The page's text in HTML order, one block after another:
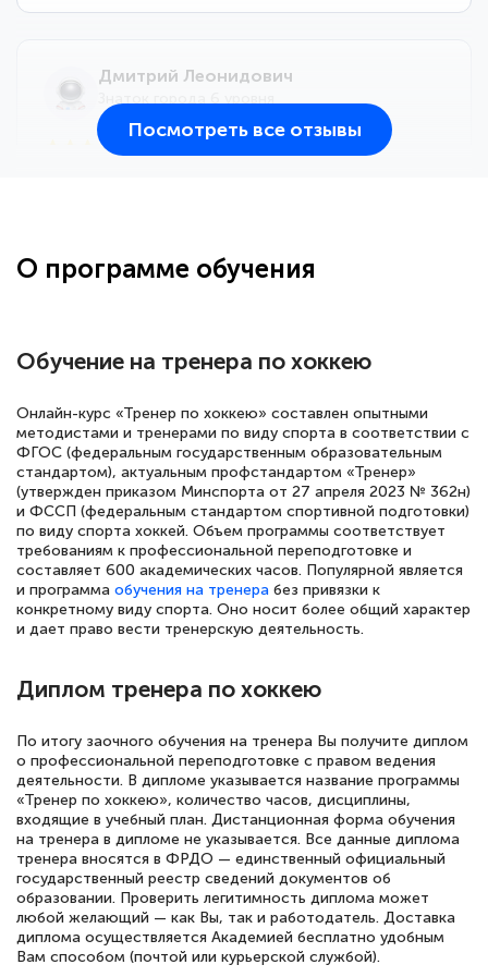
Дмитрий Леонидович
большое количество методических
Елена Кравченко
Знаток города 5 уровня
18 марта 2026
Выражаю благодарность за курс
повышения квалификации "Эксперт ЕГЭ по
русскому языку и литературе". Много
полезных материалов помогли
книги, методические рекомендации,
достаточно. Курс помогает пройти
аттестацию в школе. Спасибо!
Евгения Коротких
Знаток города 2 уровня
12 марта 2026
Посмотреть все отзывы
О программе обучения
Обучение на тренера по хоккею
Онлайн-курс «Тренер по хоккею» составлен опытными
методистами и тренерами по виду спорта в соответствии с
ФГОС (федеральным государственным образовательным
стандартом), актуальным профстандартом «Тренер»
(утвержден приказом Минспорта от 27 апреля 2023 № 362н)
и ФССП (федеральным стандартом спортивной подготовки)
по виду спорта хоккей. Объем программы соответствует
требованиям к профессиональной переподготовке и
составляет 600 академических часов. Популярной является
и программа обучения на тренера без привязки к
конкретному виду спорта. Оно носит более общий характер
и дает право вести тренерскую деятельность.
Диплом тренера по хоккею
По итогу заочного обучения на тренера Вы получите диплом
о профессиональной переподготовке с правом ведения
деятельности. В дипломе указывается название программы
«Тренер по хоккею», количество часов, дисциплины,
входящие в учебный план. Дистанционная форма обучения
на тренера в дипломе не указывается. Все данные диплома
тренера вносятся в ФРДО — единственный официальный
государственный реестр сведений документов об
образовании. Проверить легитимность диплома может
любой желающий — как Вы, так и работодатель. Доставка
диплома осуществляется Академией бесплатно удобным
Вам способом (почтой или курьерской службой).